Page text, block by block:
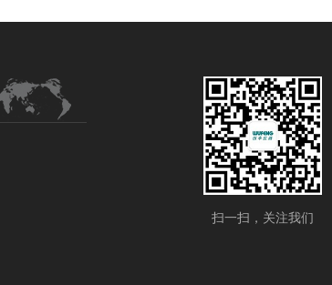
扫一扫，关注我们